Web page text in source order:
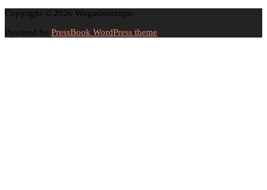
Copyright © 2026 Wagashirezepte.
Powered by PressBook WordPress theme